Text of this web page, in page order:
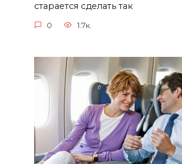
старается сделать так
0 1.7к.